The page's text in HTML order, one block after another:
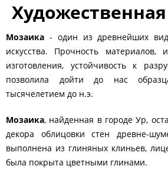
Мозаика - один из древнейших
искусства. Прочность материалов,
изготовления, устойчивость к
позволила дойти до нас
тысячелетием до н.э.
Мозаика, найденная в городе Ур,
декора облицовки стен древне-
выполнена из глиняных клиньев,
была покрыта цветными глинами.